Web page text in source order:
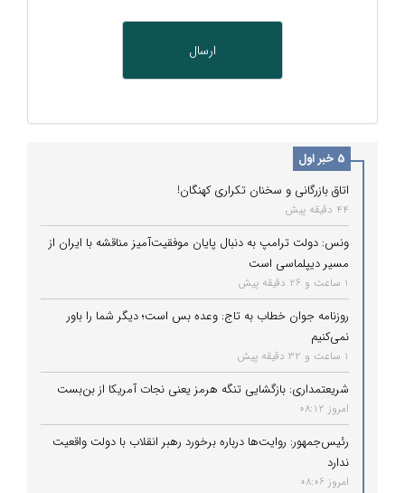
5 خبر اول
اتاق بازرگانی و سخنان تکراری کهنگان!
44 دقیقه پیش
ونس: دولت ترامپ به دنبال پایان موفقیت‌آمیز مناقشه با ایران از
مسیر دیپلماسی است
1 ساعت و 26 دقیقه پیش
روزنامه جوان خطاب به تاج: وعده بس است؛ دیگر شما را باور
نمی‌کنیم
1 ساعت و 32 دقیقه پیش
شریعتمداری: بازگشایی تنگه هرمز یعنی نجات آمریکا از بن‌بست
امروز 08:12
رئیس‌جمهور: روایت‌ها درباره برخورد رهبر انقلاب با دولت واقعیت
ندارد
امروز 08:06